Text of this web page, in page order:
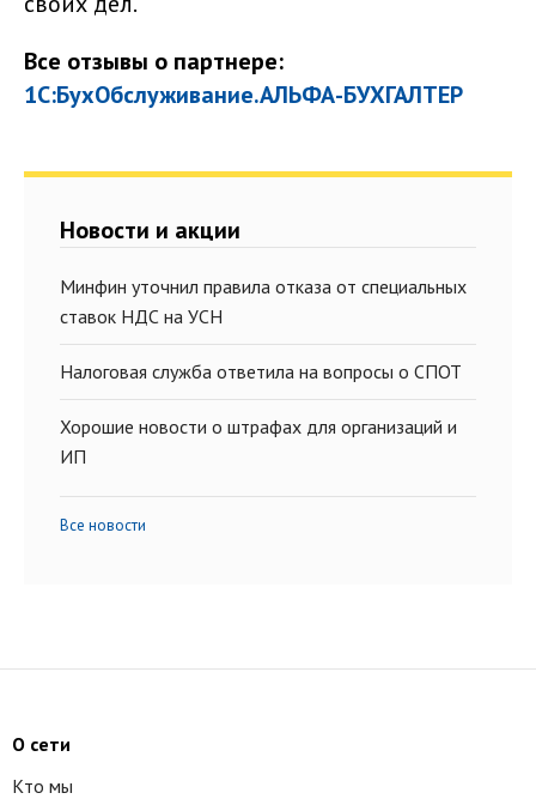
Все отзывы о партнере:
1С:БухОбслуживание.АЛЬФА-БУХГАЛТЕР
Новости и акции
Минфин уточнил правила отказа от специальных
ставок НДС на УСН
Налоговая служба ответила на вопросы о СПОТ
Хорошие новости о штрафах для организаций и
ИП
Все новости
О сети
Кто мы